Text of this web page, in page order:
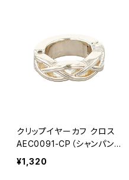
クリップイヤーカフ クロス
AEC0091-CP（シャンパン
ゴールド）
¥1,320